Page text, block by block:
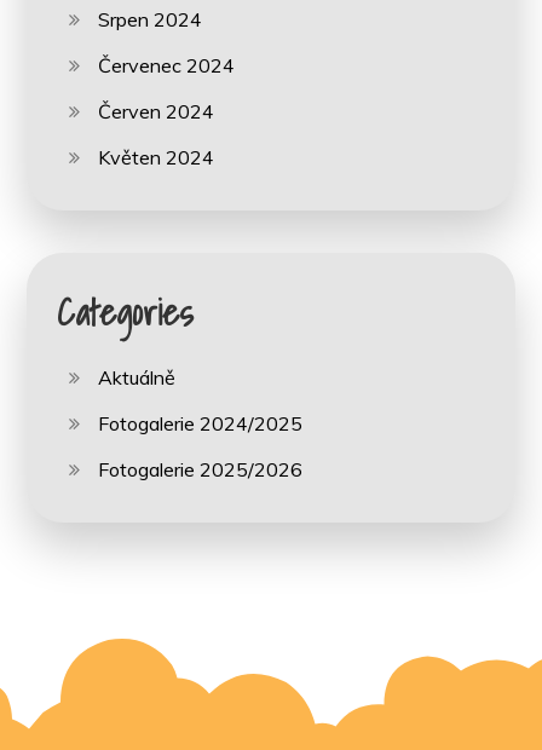
Srpen 2024
Červenec 2024
Červen 2024
Květen 2024
Categories
Aktuálně
Fotogalerie 2024/2025
Fotogalerie 2025/2026